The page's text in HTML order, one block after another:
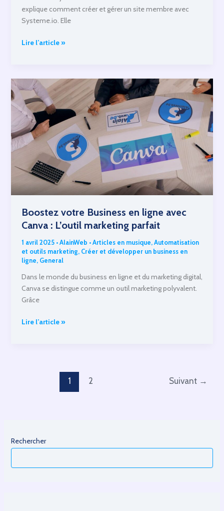
explique comment créer et gérer un site membre avec
Systeme.io. Elle
Systeme.io
Les
sites
membres
Lire l’article »
Boostez votre Business en ligne avec
Canva : L’outil marketing parfait
1 avril 2025 •AlainWeb •Articles en musique,Automatisation
et outils marketing, Créer et développer un business en
ligne, General
Dans le monde du business en ligne et du marketing digital,
Canva se distingue comme un outil marketing polyvalent.
Grâce
Boostez
parfait
Lire l’article »
1 2 Suivant →
Rechercher